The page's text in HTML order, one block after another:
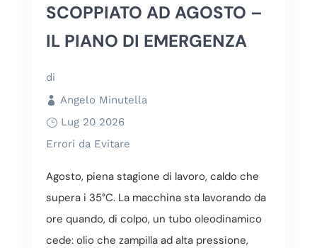
SCOPPIATO AD AGOSTO –
IL PIANO DI EMERGENZA
di
Angelo Minutella
Lug 20 2026
Errori da Evitare
Agosto, piena stagione di lavoro, caldo che
supera i 35°C. La macchina sta lavorando da
ore quando, di colpo, un tubo oleodinamico
cede: olio che zampilla ad alta pressione,